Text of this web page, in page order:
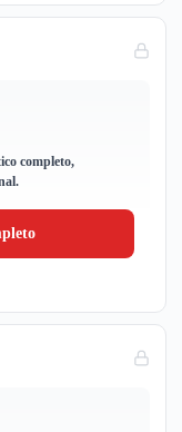
completo,